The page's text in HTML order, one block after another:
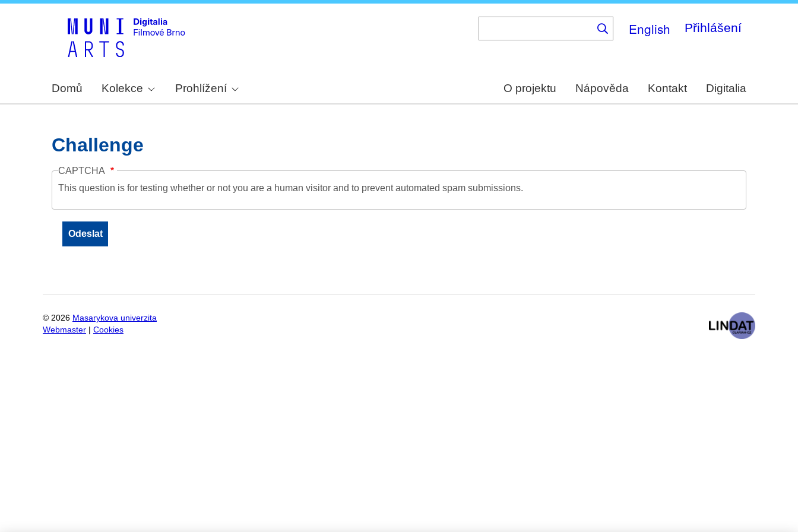
English Přihlášení
Domů Kolekce Prohlížení O projektu Nápověda Kontakt Digitalia
Challenge
CAPTCHA
This question is for testing whether or not you are a human visitor and to prevent automated spam submissions.
© 2026 Masarykova univerzita
Webmaster
Cookies